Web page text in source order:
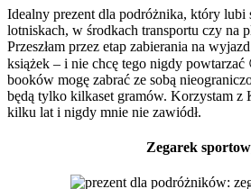
Idealny prezent dla podróżnika, który lubi
lotniskach, w środkach transportu czy na
Przeszłam przez etap zabierania na
książek – i nie chcę tego nigdy
booków mogę zabrać ze sobą
będą tylko kilkaset gramów. Korzystam z
kilku lat i nigdy mnie nie zawiódł.
Zegarek